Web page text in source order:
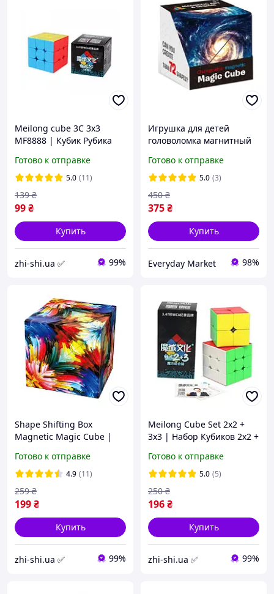
Meilong cube 3C 3x3
MF8888 | Кубик Рубика
Готово к отправке
5.0 (11)
99₴
139 ₴
Купить
zhi-shi.ua ✅ 99%
Игрушка для детей
головоломка магнитный
успокаивающее и
терапевтическое
воздействие
Готово к отправке
5.0 (3)
375₴
450 ₴
Купить
Everyday Market 98%
Shape Shifting Box
Magnetic Magic Cube |
Готово к отправке
4.9 (11)
199₴
259 ₴
Купить
zhi-shi.ua ✅ 99%
Meilong Cube Set 2x2 +
3x3 | Набор Кубиков 2х2 +
Готово к отправке
5.0 (5)
196₴
250 ₴
Купить
zhi-shi.ua ✅ 99%